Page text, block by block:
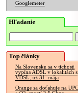
Googlemeter
Hľadanie
Top články
Na Slovensku sa v tichosti
vypína ADSL v lokalitách s
VDSL, už 31. mája
Orange sa doťahuje na UPC